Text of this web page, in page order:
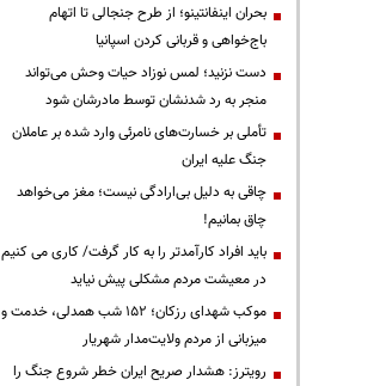
بحران اینفانتینو؛ از طرح جنجالی تا اتهام
باج‌خواهی و قربانی کردن اسپانیا
دست نزنید؛ لمس نوزاد حیات وحش می‌تواند
منجر به رد شدنشان توسط مادرشان شود
تأملی بر خسارت‌های نامرئی وارد شده بر عاملان
جنگ علیه ایران
چاقی به دلیل بی‌ارادگی نیست؛ مغز می‌خواهد
چاق بمانیم!
باید افراد کارآمدتر را به کار گرفت/ کاری می کنیم
در معیشت مردم مشکلی پیش نیاید
موکب شهدای رزکان؛ ۱۵۲ شب همدلی، خدمت و
میزبانی از مردم ولایت‌مدار شهریار
رویترز: هشدار صریح ایران خطر شروع جنگ را